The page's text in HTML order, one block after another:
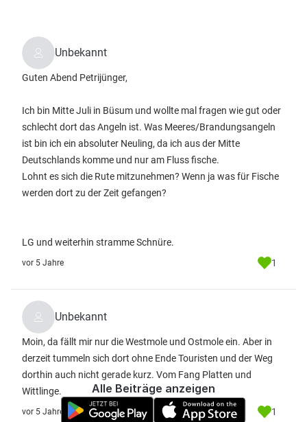
Unbekannt
Guten Abend Petrijünger,
Ich bin Mitte Juli in Büsum und wollte mal fragen wie gut oder
schlecht dort das Angeln ist. Was Meeres/Brandungsangeln
ist bin ich ein absoluter Neuling, da ich aus der Mitte
Deutschlands komme und nur am Fluss fische.
Lohnt es sich die Rute mitzunehmen? Wenn ja was für Fische
werden dort zu der Zeit gefangen?
LG und weiterhin stramme Schnüre.
vor 5 Jahre 1
Unbekannt
Moin, da fällt mir nur die Westmole und Ostmole ein. Aber in
derzeit tummeln sich dort ohne Ende Touristen und der Weg
dorthin auch nicht gerade kurz. Vom Fang Platten und
Wittlinge.
vor 5 Jahre 1
Alle Beiträge anzeigen